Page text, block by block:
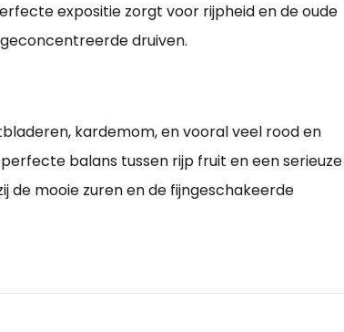
expositie zorgt voor rijpheid en de oude
druiven.
kardemom, en vooral veel rood en
balans tussen rijp fruit en een serieuze
de mooie zuren en de fijngeschakeerde